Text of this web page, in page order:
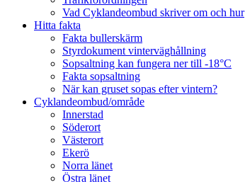
Vad Cyklandeombud skriver om och hur
Hitta fakta
Fakta bullerskärm
Styrdokument vinterväghållning
Sopsaltning kan fungera ner till -18°C
Fakta sopsaltning
När kan gruset sopas efter vintern?
Cyklandeombud/område
Innerstad
Söderort
Västerort
Ekerö
Norra länet
Östra länet